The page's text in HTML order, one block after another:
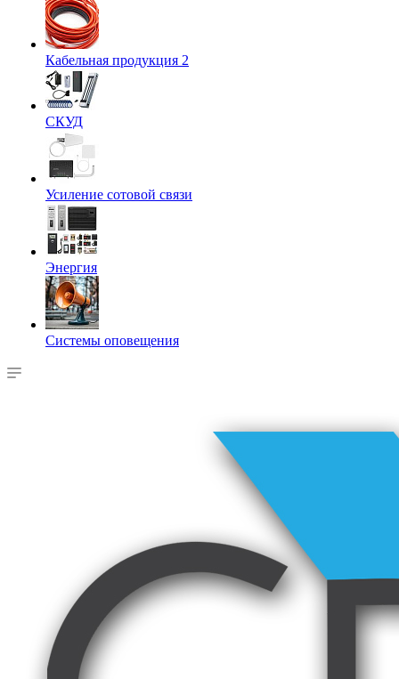
Кабельная продукция 2
СКУД
Усиление сотовой связи
Энергия
Системы оповещения